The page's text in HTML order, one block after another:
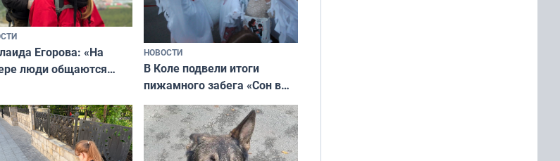
Егорова: «На
люди общаются
что
интересен»
НОВОСТИ
В Коле подвели итоги
пижамного забега «Сон в
Олимпийскую ночь»